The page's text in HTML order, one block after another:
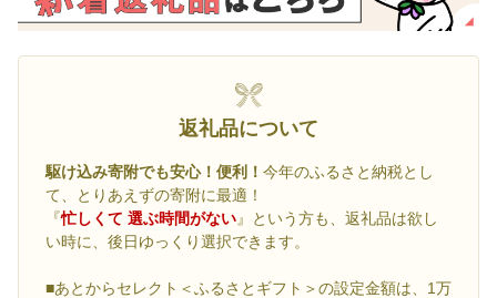
返礼品について
駆け込み寄附でも安心！便利！ 今年のふるさと納税とし
て、とりあえずの寄附に最適！
『忙しくて 選ぶ時間がない』という方も、返礼品は欲し
い時に、後日ゆっくり選択できます。
■あとからセレクト＜ふるさとギフト＞の設定金額は、1万